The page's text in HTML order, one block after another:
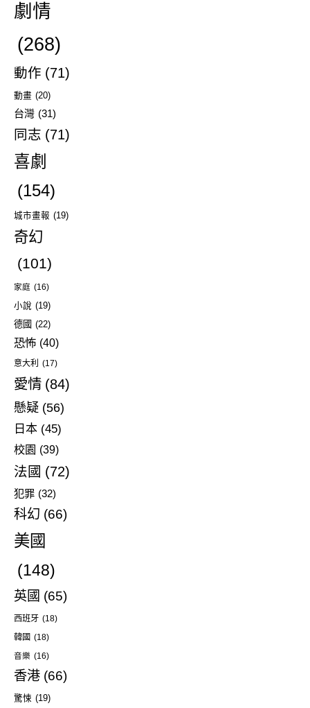
劇情
(268)
動作 (71)
動畫 (20)
台灣 (31)
同志 (71)
喜劇
(154)
城市畫報 (19)
奇幻
(101)
家庭 (16)
小說 (19)
德國 (22)
恐怖 (40)
意大利 (17)
愛情 (84)
懸疑 (56)
日本 (45)
校園 (39)
法國 (72)
犯罪 (32)
科幻 (66)
美國
(148)
英國 (65)
西班牙 (18)
韓國 (18)
音樂 (16)
香港 (66)
驚悚 (19)